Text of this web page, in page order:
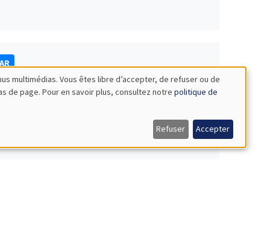
multimédias. Vous êtes libre d’accepter, de refuser ou de
de page. Pour en savoir plus, consultez notre politique de
Refuser Accepter